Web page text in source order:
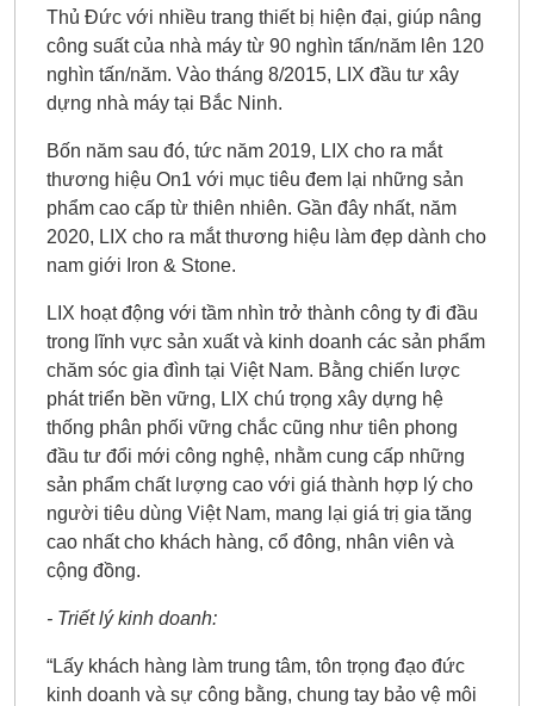
Thủ Đức với nhiều trang thiết bị hiện đại, giúp nâng
công suất của nhà máy từ 90 nghìn tấn/năm lên 120
nghìn tấn/năm. Vào tháng 8/2015, LIX đầu tư xây
dựng nhà máy tại Bắc Ninh.
Bốn năm sau đó, tức năm 2019, LIX cho ra mắt
thương hiệu On1 với mục tiêu đem lại những sản
phẩm cao cấp từ thiên nhiên. Gần đây nhất, năm
2020, LIX cho ra mắt thương hiệu làm đẹp dành cho
nam giới Iron & Stone.
LIX hoạt động với tầm nhìn trở thành công ty đi đầu
trong lĩnh vực sản xuất và kinh doanh các sản phẩm
chăm sóc gia đình tại Việt Nam. Bằng chiến lược
phát triển bền vững, LIX chú trọng xây dựng hệ
thống phân phối vững chắc cũng như tiên phong
đầu tư đổi mới công nghệ, nhằm cung cấp những
sản phẩm chất lượng cao với giá thành hợp lý cho
người tiêu dùng Việt Nam, mang lại giá trị gia tăng
cao nhất cho khách hàng, cổ đông, nhân viên và
cộng đồng.
- Triết lý kinh doanh:
“Lấy khách hàng làm trung tâm, tôn trọng đạo đức
kinh doanh và sự công bằng, chung tay bảo vệ môi